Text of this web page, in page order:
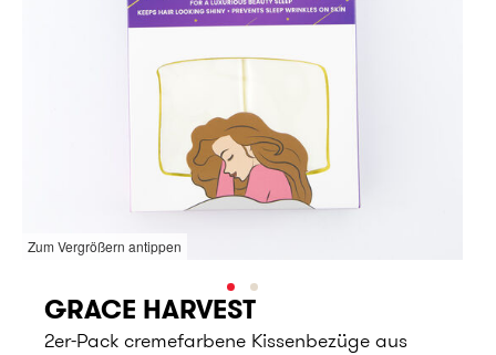
Zum Vergrößern antippen
GRACE HARVEST
2er-Pack cremefarbene Kissenbezüge aus